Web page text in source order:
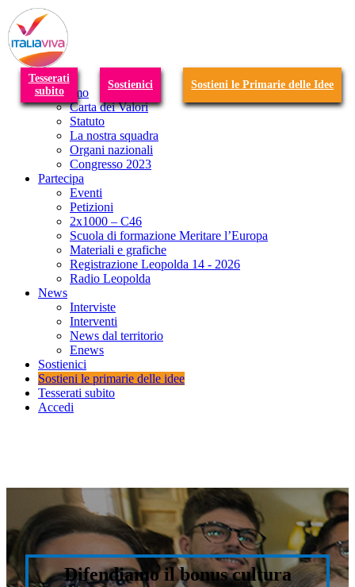
Tesserati
subito
Sostienici Sostieni le Primarie delle Idee
Chi siamo
Carta dei Valori
Statuto
La nostra squadra
Organi nazionali
Congresso 2023
Partecipa
Eventi
Petizioni
2x1000 – C46
Scuola di formazione Meritare l’Europa
Materiali e grafiche
Registrazione Leopolda 14 - 2026
Radio Leopolda
News
Interviste
Interventi
News dal territorio
Enews
Sostienici
Sostieni le primarie delle idee
Tesserati subito
Accedi
Difendiamo il bonus cultura